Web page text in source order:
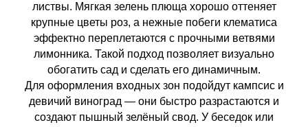
листвы. Мягкая зелень плюща хорошо оттеняет
крупные цветы роз, а нежные побеги клематиса
эффектно переплетаются с прочными ветвями
лимонника. Такой подход позволяет визуально
обогатить сад и сделать его динамичным.
Для оформления входных зон подойдут кампсис и
девичий виноград — они быстро разрастаются и
создают пышный зелёный свод. У беседок или